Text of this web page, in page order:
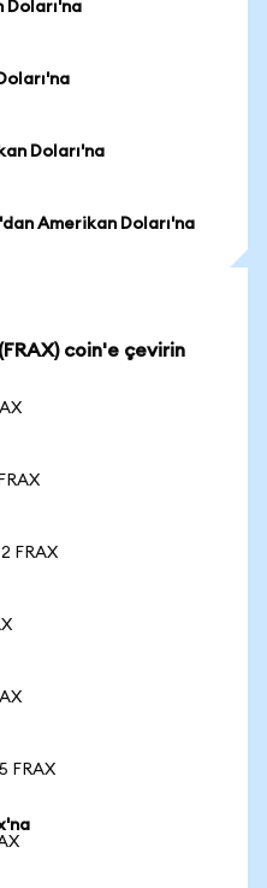
Doları'na
Doları'na
Amerikan Doları'na
coin'e çevirin
FRAX
FRAX